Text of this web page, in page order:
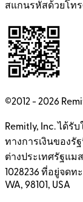
สแกนรหัสด้วยโท
©2012 - 2026
Remitly, Inc. ได้
ทางการเงินของรั
ต่างประเทศรัฐแม
1028236 ที่อยู่จดท
WA, 98101, USA